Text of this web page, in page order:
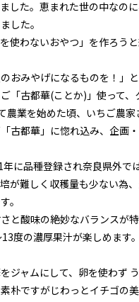
した。恵まれた世の中なの
した。
使わないおやつ」を作ろうと
おみやげになるものを！」
「古都華(ことか)」使って
農業を始めた頃、いちご農
古都華」に惚れ込み、企画・
に品種登録され奈良県外で
が難しく収穫量も少ない為
。
と酸味の絶妙なバランスが
度の濃厚果汁が楽しめます。
ジャムにして、卵を使わず
朴ですがじわっとイチゴの